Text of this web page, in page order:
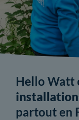
Hello Watt
partout en